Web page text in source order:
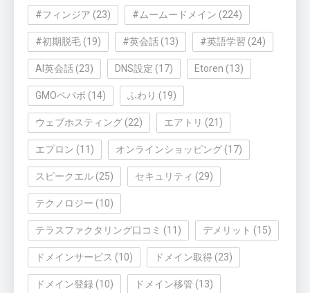
#フィンジア (23) #ムームードメイン (224)
#初期脱毛 (19) #英会話 (13) #英語学習 (24)
AI英会話 (23) DNS設定 (17) Etoren (13)
GMOペパボ (14) ふわり (19)
ウェブホスティング (22) エアトリ (21)
エプロン (11) オンラインショッピング (17)
スピークエル (25) セキュリティ (29)
テクノロジー (10)
テラスファクタリング口コミ (11) デメリット (15)
ドメインサービス (10) ドメイン取得 (23)
ドメイン登録 (10) ドメイン移管 (13)